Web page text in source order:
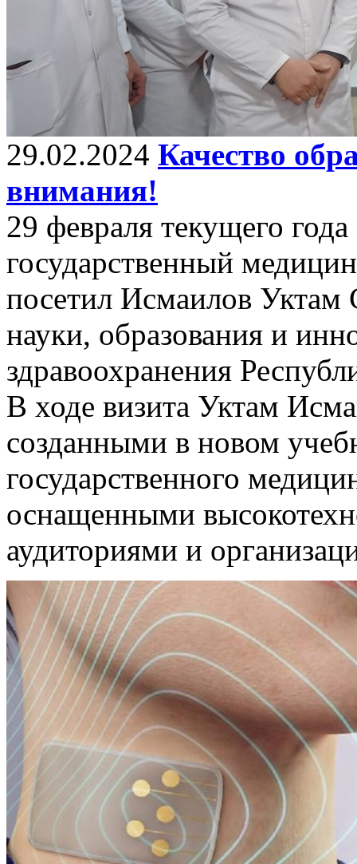
29.02.2024 Качество
внимания!
29 февраля текущего
государственный
посетил Исмаилов Уктам
науки, образования и
здравоохранения
В ходе визита Уктам
созданными в новом
государственного
оснащенными
аудиториями и